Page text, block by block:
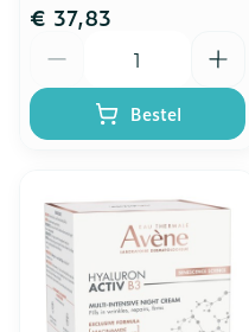
€ 37,83
Bestel